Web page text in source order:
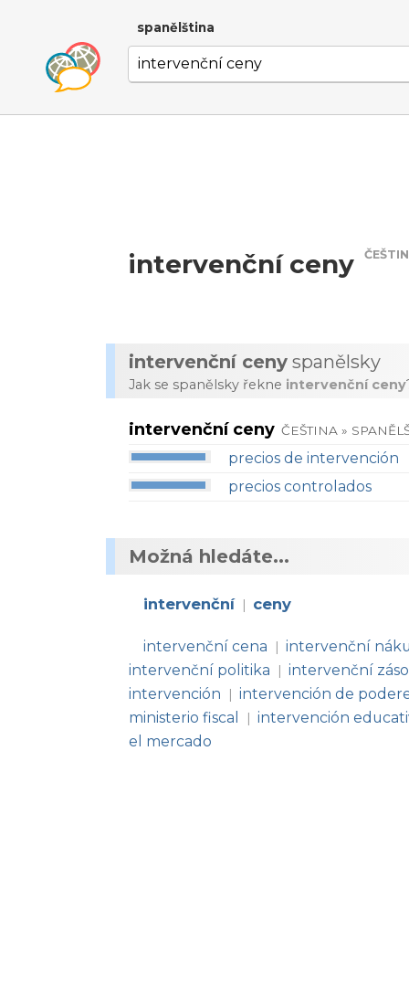
spanělština
intervenční ceny
intervenční ceny spanělsky
Jak se spanělsky řekne intervenční ceny
intervenční ceny ČEŠTINA »
precios de intervención
precios controlados
Možná hledáte...
intervenční | ceny
intervenční cena | intervenční
intervenční politika
| intervenční
intervención
| intervención de
ministerio fiscal
| intervención
el mercado